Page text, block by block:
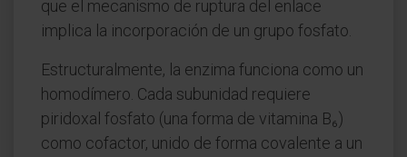
que el mecanismo de ruptura del enlace
implica la incorporación de un grupo fosfato.
Estructuralmente, la enzima funciona como un
homodímero. Cada subunidad requiere
piridoxal fosfato (una forma de vitamina B₆)
como cofactor, unido de forma covalente a un